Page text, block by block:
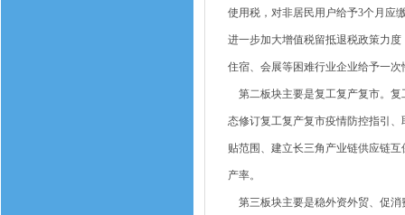
使用税，对非居民用户给予3个月应
进一步加大增值税留抵退税政策力
住宿、会展等困难行业企业给予一
第二板块主要是复工复产复市。复
态修订复工复产复市疫情防控指引
贴范围、建立长三角产业链供应链
产率。
第三板块主要是稳外资外贸、促消